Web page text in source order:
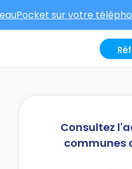
sur votre
Consultez
communes